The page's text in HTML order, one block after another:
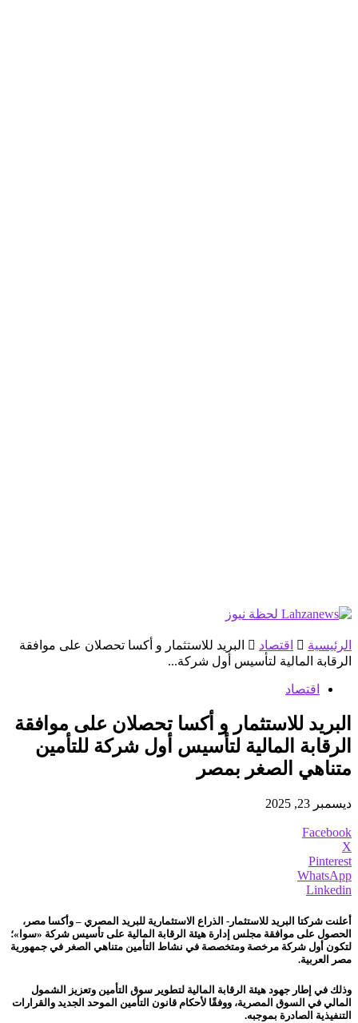
الرئيسية اقتصاد
البريد للاستثمار و أكسا تحصلان على موافقة
الرقابة المالية لتأسيس أول شركة...
اقتصاد
البريد للاستثمار و أكسا تحصلان على موافقة
الرقابة المالية لتأسيس أول شركة للتأمين
متناهي الصغر بمصر
ديسمبر 23, 2025
Facebook
X
Pinterest
WhatsApp
Linkedin
أعلنت شركتا البريد للاستثمار- الذراع الاستثمارية للبريد المصري – وأكسا مصر،
الحصول على موافقة مجلس إدارة هيئة الرقابة المالية على تأسيس شركة «سوا»؛
لتكون أول شركة مرخصة ومتخصصة في نشاط التأمين متناهي الصغر في جمهورية
مصر العربية.
وذلك في إطار جهود هيئة الرقابة المالية لتطوير سوق التأمين وتعزيز الشمول
المالي في السوق المصرية، ووفقًا لأحكام قانون التأمين الموحد الجديد والقرارات
التنفيذية الصادرة بموجبه.